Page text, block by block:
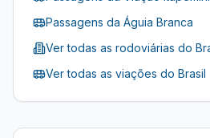
Passagens da Águia Branca
Ver todas as rodoviárias do
Ver todas as viações do Brasil